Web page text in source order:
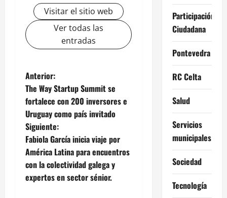
Visitar el sitio web
Ver todas las
entradas
N
a
v
e
g
a
Anterior:
The Way Startup Summit se
fortalece con 200 inversores e
Uruguay como país invitado
Siguiente:
Fabiola García inicia viaje por
América Latina para encuentros
con la colectividad galega y
expertos en sector sénior.
Participación
Ciudadana
Pontevedra
RC Celta
Salud
Servicios
municipales
Sociedad
Tecnología